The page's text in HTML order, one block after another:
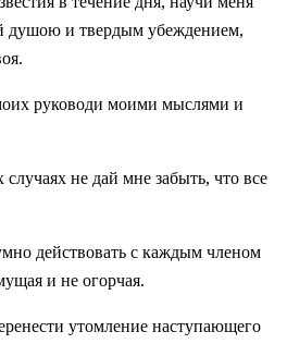
душою и твердым убеждением,
руководи моими мыслями и
не дай мне забыть, что все
действовать с каждым членом
и не огорчая.
утомление наступающего